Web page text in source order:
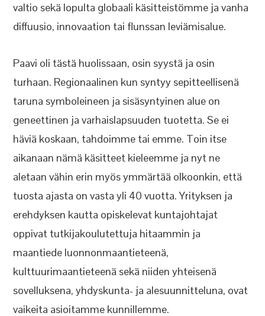
valtio sekä lopulta globaali käsitteistömme ja vanha
diffuusio, innovaation tai flunssan leviämisalue.
Paavi oli tästä huolissaan, osin syystä ja osin
turhaan. Regionaalinen kun syntyy sepitteellisenä
taruna symboleineen ja sisäsyntyinen alue on
geneettinen ja varhaislapsuuden tuotetta. Se ei
häviä koskaan, tahdoimme tai emme. Toin itse
aikanaan nämä käsitteet kieleemme ja nyt ne
aletaan vähin erin myös ymmärtää olkoonkin, että
tuosta ajasta on vasta yli 40 vuotta. Yrityksen ja
erehdyksen kautta opiskelevat kuntajohtajat
oppivat tutkijakoulutettuja hitaammin ja
maantiede luonnonmaantieteenä,
kulttuurimaantieteenä sekä niiden yhteisenä
sovelluksena, yhdyskunta- ja alesuunnitteluna, ovat
vaikeita asioitamme kunnillemme.